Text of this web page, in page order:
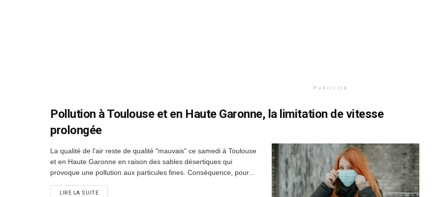
Publicité
Pollution à Toulouse et en Haute Garonne, la limitation de vitesse
prolongée
La qualité de l'air reste de qualité "mauvais" ce samedi à Toulouse
et en Haute Garonne en raison des sables désertiques qui
provoque une pollution aux particules fines. Conséquence, pour...
LIRE LA SUITEDETAILS